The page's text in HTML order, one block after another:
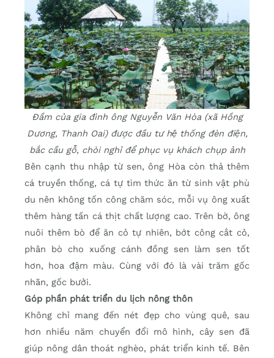
Đầm của gia đình ông Nguyễn Văn Hòa (xã Hồng
Dương, Thanh Oai) được đầu tư hệ thống đèn điện,
bắc cầu gỗ, chòi nghỉ để phục vụ khách chụp ảnh
Bên cạnh thu nhập từ sen, ông Hòa còn thả thêm
cá truyền thống, cá tự tìm thức ăn từ sinh vật phù
du nên không tốn công chăm sóc, mỗi vụ ông xuất
thêm hàng tấn cá thịt chất lượng cao. Trên bờ, ông
nuôi thêm bò để ăn cỏ tự nhiên, bớt công cắt cỏ,
phân bò cho xuống cánh đồng sen làm sen tốt
hơn, hoa đậm màu. Cùng với đó là vài trăm gốc
nhãn, gốc bưởi.
Góp phần phát triển du lịch nông thôn
Không chỉ mang đến nét đẹp cho vùng quê, sau
hơn nhiều năm chuyển đổi mô hình, cây sen đã
giúp nông dân thoát nghèo, phát triển kinh tế. Bên